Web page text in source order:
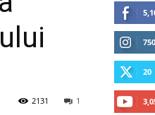
1
2131
750
20